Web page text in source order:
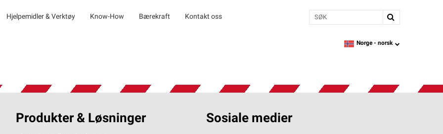
Hjelpemidler & Verktøy Know-How Bærekraft Kontakt oss Søk
language
Norge - norsk
Produkter & Løsninger Sosiale medier